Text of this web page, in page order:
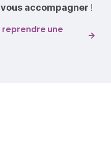
accompagner !
reprendre une